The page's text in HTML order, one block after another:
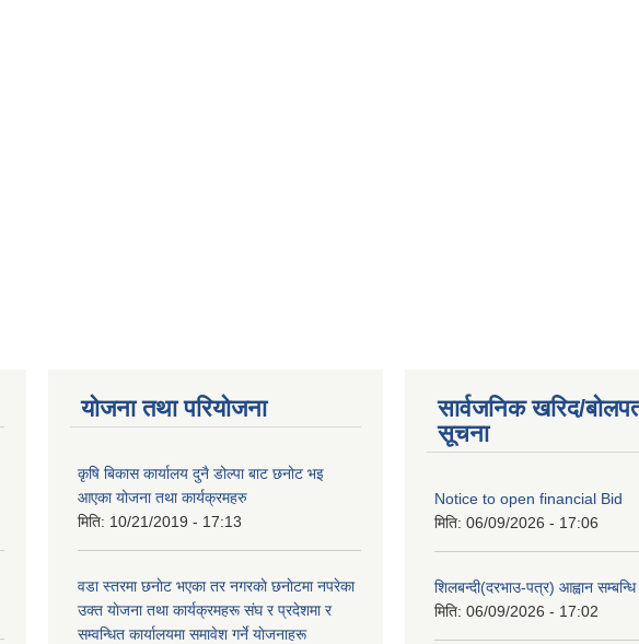
योजना तथा परियोजना
कृषि बिकास कार्यालय दुनै डोल्पा बाट छनोट भइ
आएका योजना तथा कार्यक्रमहरु
मिति: 10/21/2019 - 17:13
वडा स्तरमा छनाेट भएका तर नगरकाे छनाेटमा नपरेका
उक्त याेजना तथा कार्यक्रमहरू संघ र प्रदेशमा र
सम्वन्धित कार्यालयमा समावेश गर्ने याेजनाहरू
सार्वजनिक खरिद/
सूचना
Notice to open financial Bid
मिति: 06/09/2026 - 17:06
शिलबन्दी(दरभाउ-पत्र) आह्वान
मिति: 06/09/2026 - 17:02